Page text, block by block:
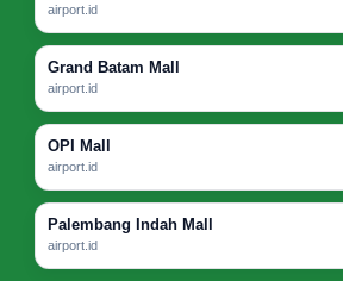
airport.id
Grand Batam Mall
airport.id
OPI Mall
airport.id
Palembang Indah Mall
airport.id